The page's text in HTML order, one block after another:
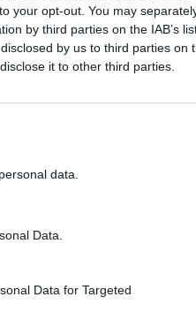
your opt-out. You may
by third parties on the IAB’s
by us to third parties on
it to other third parties.
data.
Data.
Data for Targeted